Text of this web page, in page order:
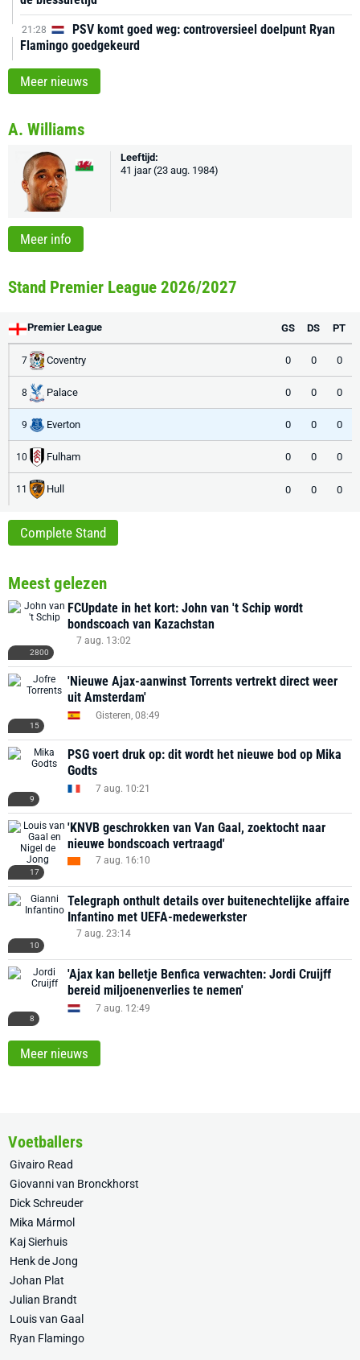
21:28
PSV komt goed weg: controversieel doelpunt Ryan
Flamingo goedgekeurd
Meer nieuws
A. Williams
Leeftijd:
41 jaar (23 aug. 1984)
Meer info
Stand Premier League 2026/2027
Premier League GS DS PT
7 Coventry 0 0 0
8 Palace 0 0 0
9 Everton 0 0 0
10 Fulham 0 0 0
11 Hull 0 0 0
Complete Stand
Meest gelezen
2800
FCUpdate in het kort: John van 't Schip wordt
bondscoach van Kazachstan
7 aug. 13:02
15
'Nieuwe Ajax-aanwinst Torrents vertrekt direct weer
uit Amsterdam'
Gisteren, 08:49
9
PSG voert druk op: dit wordt het nieuwe bod op Mika
Godts
7 aug. 10:21
17
'KNVB geschrokken van Van Gaal, zoektocht naar
nieuwe bondscoach vertraagd'
7 aug. 16:10
10
Telegraph onthult details over buitenechtelijke affaire
Infantino met UEFA-medewerkster
7 aug. 23:14
8
'Ajax kan belletje Benfica verwachten: Jordi Cruijff
bereid miljoenenverlies te nemen'
7 aug. 12:49
Meer nieuws
Voetballers
Givairo Read
Giovanni van Bronckhorst
Dick Schreuder
Mika Mármol
Kaj Sierhuis
Henk de Jong
Johan Plat
Julian Brandt
Louis van Gaal
Ryan Flamingo